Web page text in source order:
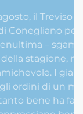
arriva al
disputare
Derby del
sono
l’anno